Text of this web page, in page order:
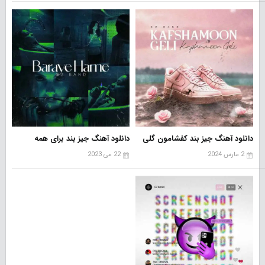
دانلود آهنگ جیز بند کفشامون گلی
2 مارس 2024
دانلود آهنگ جیز بند برای همه
22 می 2023